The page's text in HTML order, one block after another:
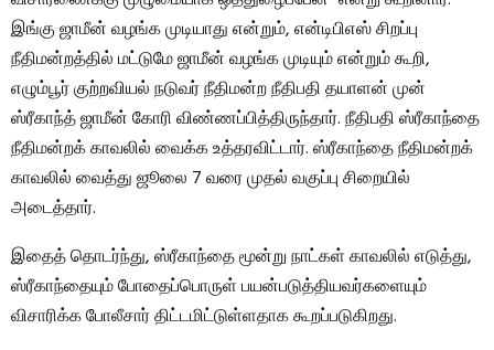
இங்கு ஜாமீன் வழங்க முடியாது என்றும், என்டிபிஎஸ் சிறப்பு
நீதிமன்றத்தில் மட்டுமே ஜாமீன் வழங்க முடியும் என்றும் கூறி,
எழும்பூர் குற்றவியல் நடுவர் நீதிமன்ற நீதிபதி தயாளன் முன்
ஸ்ரீகாந்த் ஜாமீன் கோரி விண்ணப்பித்திருந்தார். நீதிபதி ஸ்ரீகாந்தை
நீதிமன்றக் காவலில் வைக்க உத்தரவிட்டார். ஸ்ரீகாந்தை நீதிமன்றக்
காவலில் வைத்து ஜூலை 7 வரை முதல் வகுப்பு சிறையில்
அடைத்தார்.
இதைத் தொடர்ந்து, ஸ்ரீகாந்தை மூன்று நாட்கள் காவலில் எடுத்து,
ஸ்ரீகாந்தையும் போதைப்பொருள் பயன்படுத்தியவர்களையும்
விசாரிக்க போலீசார் திட்டமிட்டுள்ளதாக கூறப்படுகிறது.